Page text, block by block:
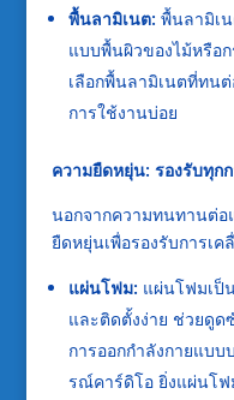
พื้นลามิเนต: พื้นลามิเ
แบบพื้นผิวของไม้หรือ
เลือกพื้นลามิเนตที่ทน
การใช้งานบ่อย
ความยืดหยุ่น: รองรับทุก
นอกจากความทนทานต่อ
ยืดหยุ่นเพื่อรองรับการเ
แผ่นโฟม: แผ่นโฟมเป็
และติดตั้งง่าย ช่วยดูด
การออกกำลังกายแบบ
รณ์คาร์ดิโอ ยิ่งแผ่นโฟ